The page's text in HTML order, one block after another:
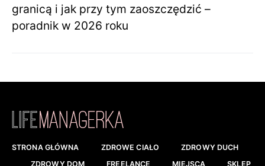
granicą i jak przy tym zaoszczędzić –
poradnik w 2026 roku
STRONA GŁÓWNA ZDROWE CIAŁO
ZDROWY DUCH
ZDROWY DOM
FREELANCE MIEJSCA SKLEP